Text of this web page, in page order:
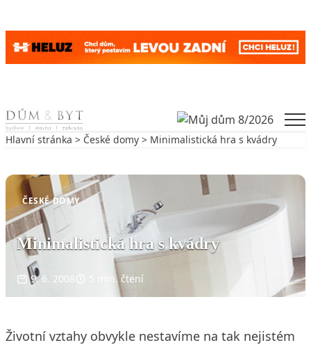
Skip to content
Hlavní stránka > České domy > Minimalistická hra s kvádry
ČESKÉ DOMY
Minimalistická hra s kvádry
9. 6. 2008 5 min. čtení
Životní vztahy obvykle nestavíme na tak nejistém